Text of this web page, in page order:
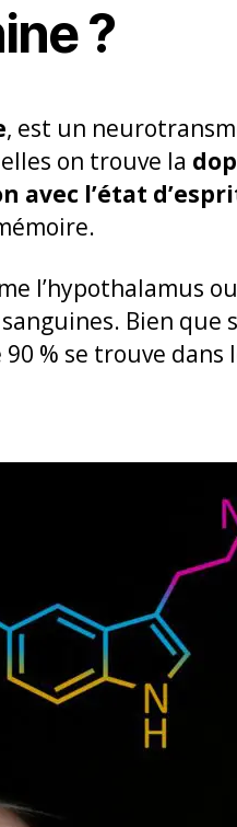
?
, est un
on trouve la
avec l’état
l’hypothalamus
Bien que
% se trouve dans